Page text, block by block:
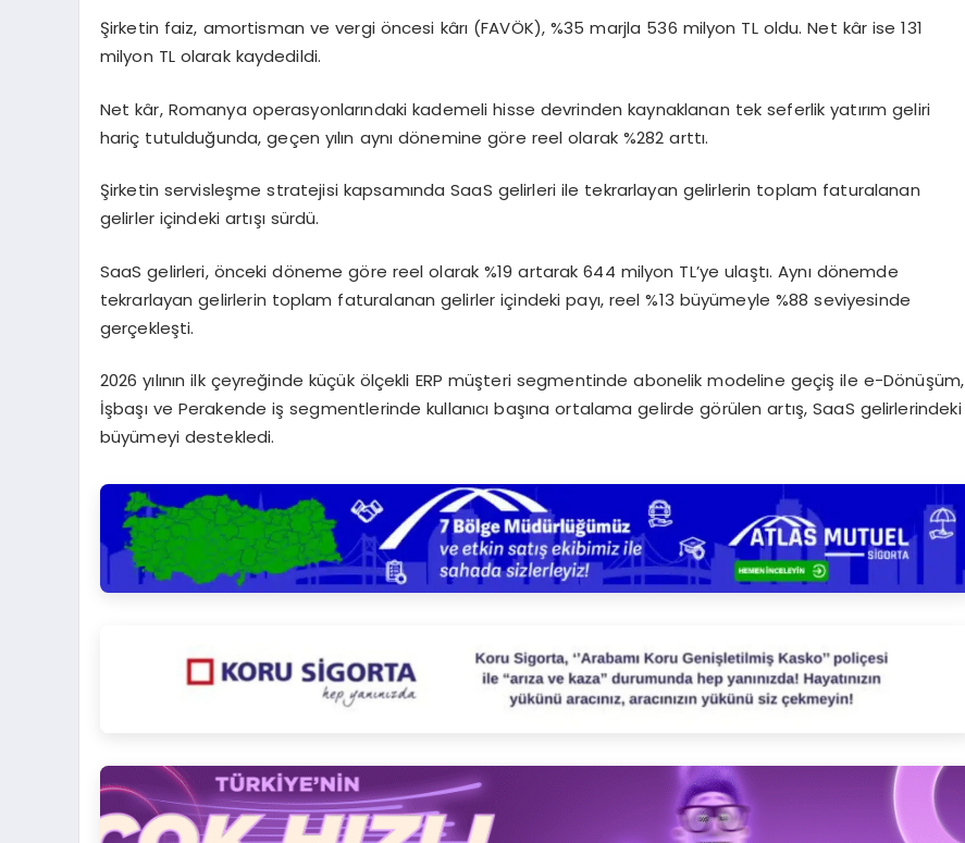
Şirketin faiz, amortisman ve vergi öncesi kârı (FAVÖK), %35 marjla 536 milyon TL oldu. Net kâr ise 131
milyon TL olarak kaydedildi.
Net kâr, Romanya operasyonlarındaki kademeli hisse devrinden kaynaklanan tek seferlik yatırım geliri
hariç tutulduğunda, geçen yılın aynı dönemine göre reel olarak %282 arttı.
Şirketin servisleşme stratejisi kapsamında SaaS gelirleri ile tekrarlayan gelirlerin toplam faturalanan
gelirler içindeki artışı sürdü.
SaaS gelirleri, önceki döneme göre reel olarak %19 artarak 644 milyon TL’ye ulaştı. Aynı dönemde
tekrarlayan gelirlerin toplam faturalanan gelirler içindeki payı, reel %13 büyümeyle %88 seviyesinde
gerçekleşti.
2026 yılının ilk çeyreğinde küçük ölçekli ERP müşteri segmentinde abonelik modeline geçiş ile e-Dönüşüm,
İşbaşı ve Perakende iş segmentlerinde kullanıcı başına ortalama gelirde görülen artış, SaaS gelirlerindeki
büyümeyi destekledi.